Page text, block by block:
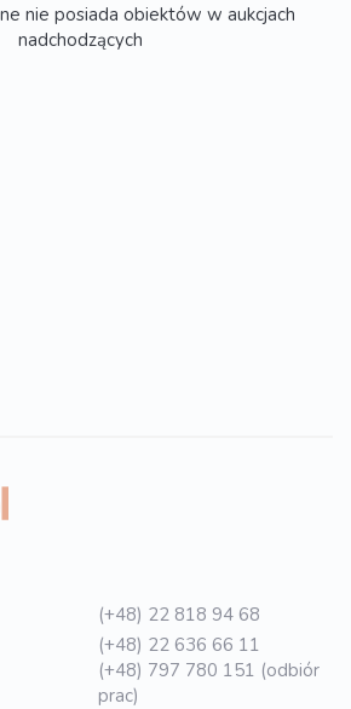
nie posiada obiektów w aukcjach
nadchodzących
(+48) 22 818 94 68
(+48) 22 636 66 11
(+48) 797 780 151 (odbiór
prac)